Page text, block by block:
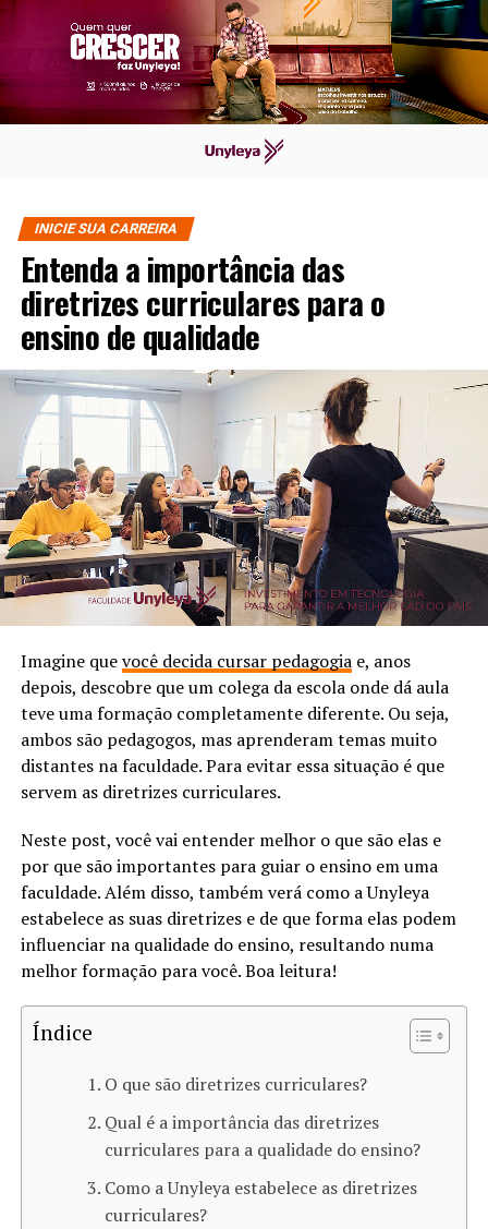
INICIE SUA CARREIRA
Entenda a importância das
diretrizes curriculares para o
ensino de qualidade
Imagine quevocê decida cursar pedagogiae, anos
depois, descobre que um colega da escola onde dá aula
teve uma formação completamente diferente. Ou seja,
ambos são pedagogos, mas aprenderam temas muito
distantes na faculdade. Para evitar essa situação é que
servem as diretrizes curriculares.
Neste post, você vai entender melhor o que são elas e
por que são importantes para guiar o ensino em uma
faculdade. Além disso, também verá como a Unyleya
estabelece as suas diretrizes e de que forma elas podem
influenciar na qualidade do ensino, resultando numa
melhor formação para você. Boa leitura!
Índice
O que são diretrizes curriculares?
Qual é a importância das diretrizes
curriculares para a qualidade do ensino?
Como a Unyleya estabelece as diretrizes
curriculares?